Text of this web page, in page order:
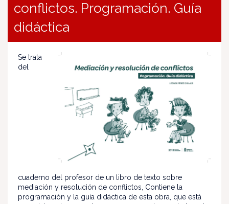
conflictos. Programación. Guía
didáctica
Se trata
del
cuaderno del profesor de un libro de texto sobre
mediación y resolución de conflictos, Contiene la
programación y la guía didáctica de esta obra, que está